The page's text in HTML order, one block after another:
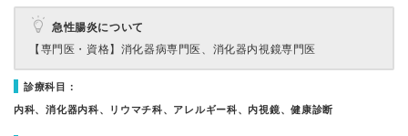
急性腸炎について
【専門医・資格】 消化器病専門医、消化器内視鏡専門医
診療科目：
内科、消化器内科、リウマチ科、アレルギー科、内視鏡、健康診断